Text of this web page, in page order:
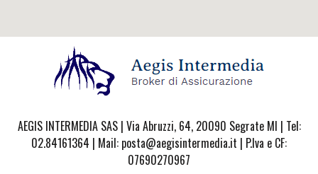
AEGIS INTERMEDIA SAS | Via Abruzzi, 64, 20090 Segrate MI | Tel:
02.84161364 | Mail: posta@aegisintermedia.it | P.Iva e CF:
07690270967